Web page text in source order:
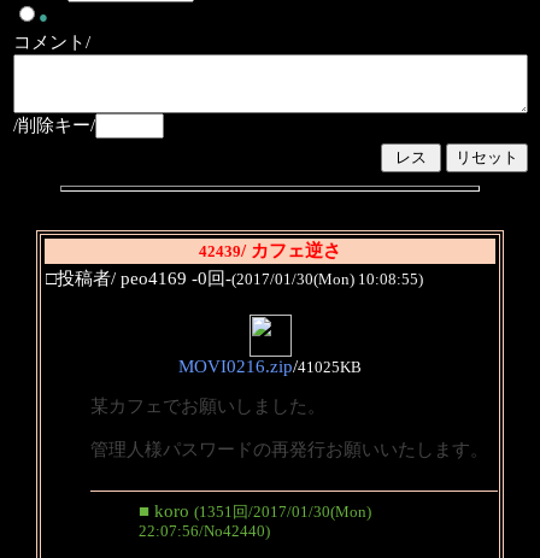
●
コメント/
/削除キー/
42439/ カフェ逆さ
□投稿者/ peo4169 -0回-(2017/01/30(Mon) 10:08:55)
MOVI0216.zip/41025KB
某カフェでお願いしました。
管理人様パスワードの再発行お願いいたします。
■ koro (1351回/2017/01/30(Mon)
22:07:56/No42440)